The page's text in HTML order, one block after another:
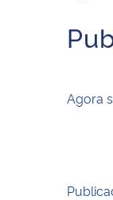
Agora